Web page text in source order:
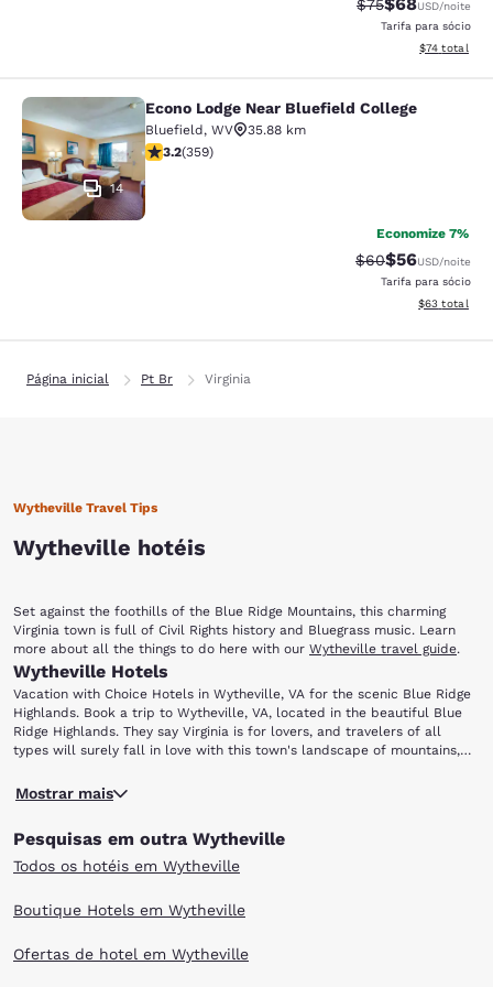
$75 USD/noite
Tarifa para sócio
Exibir
$74 total
Econo Lodge Near Bluefield College
14
Econo Lodge Near Bluefield College
Bluefield, WV
35.88 km
classificação 3.21 estrelas. Bom. 359 avaliações
3.2(359)
Economize 7%
Tarifa anterior
$60Tarifa com
$56USD/noite
Tarifa para sócio
Exibir
$63 total
Página inicial Pt Br Virginia
Wytheville Travel Tips
Wytheville hotéis
Set against the foothills of the Blue Ridge Mountains, this charming
Virginia town is full of Civil Rights history and Bluegrass music. Learn
more about all the things to do here with our Wytheville travel guide.
Wytheville Hotels
Vacation with Choice Hotels in Wytheville, VA for the scenic Blue Ridge
Highlands. Book a trip to Wytheville, VA, located in the beautiful Blue
Ridge Highlands. They say Virginia is for lovers, and travelers of all
types will surely fall in love with this town's landscape of mountains,
Trail to music lovers coming for the annual Chautauqua Festival in June,
To learn more about the area’s past, visit the Thomas J. Boyd Museum.
Named after Thomas Jefferson Boyd (who was known as the “Father of
photographs and exhibits that showcase local history. Wytheville is also
home to the Edith Bolling Wilson Birthplace Museum. Wilson was the
who has been called “The Secret President” by some historians. She
affairs and governmental details following his debilitating stroke in 1919.
Mostrar mais
Pesquisas em outra Wytheville
Todos os hotéis em Wytheville
Boutique Hotels em Wytheville
Ofertas de hotel em Wytheville